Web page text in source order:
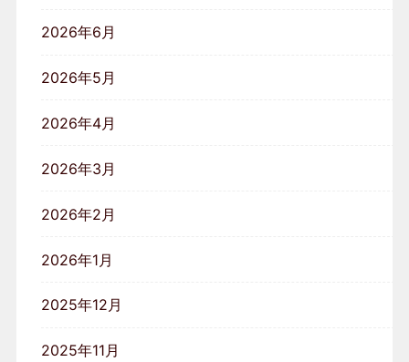
2026年6月
2026年5月
2026年4月
2026年3月
2026年2月
2026年1月
2025年12月
2025年11月